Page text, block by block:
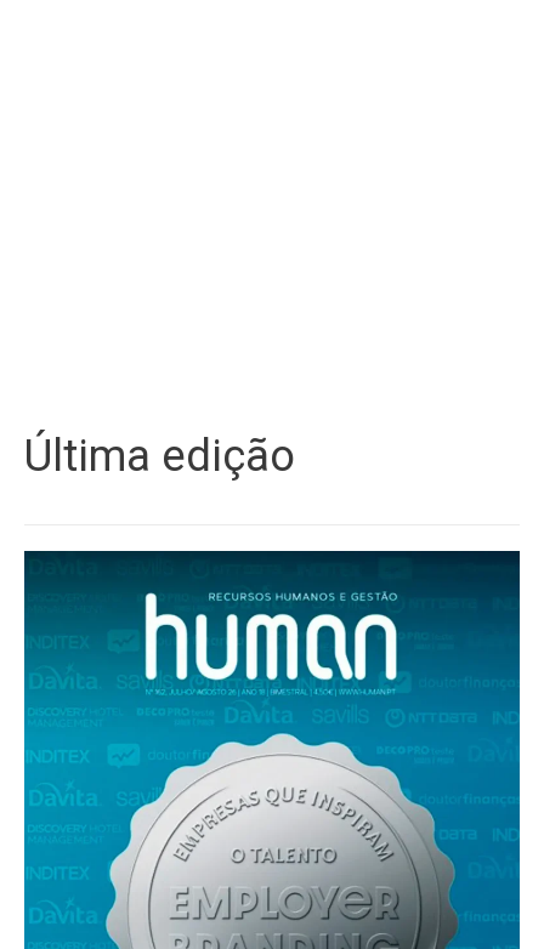
Última edição